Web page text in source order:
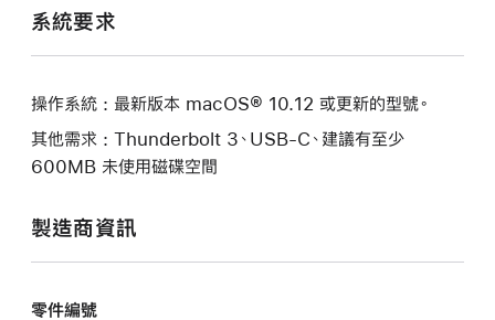
系統要求
操作系統 : 最新版本 macOS® 10.12 或更新的型號。
其他需求 : Thunderbolt 3、USB-C、建議有至少
600MB 未使用磁碟空間
製造商資訊
零件編號